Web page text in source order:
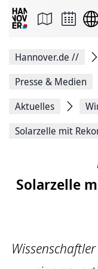
Seite
Facebook
teilen
Seitenlink
Seite
Hannover.de //
Presse & Medien
Aktuelles
Solarzelle mit
Solarzelle